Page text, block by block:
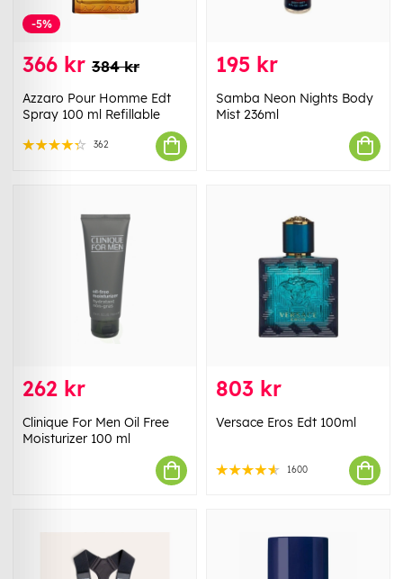
-5%
366 kr 384 kr
Azzaro Pour Homme Edt
Spray 100 ml Refillable
362
195 kr
Samba Neon Nights Body
Mist 236ml
262 kr
Clinique For Men Oil Free
Moisturizer 100 ml
803 kr
Versace Eros Edt 100ml
1600